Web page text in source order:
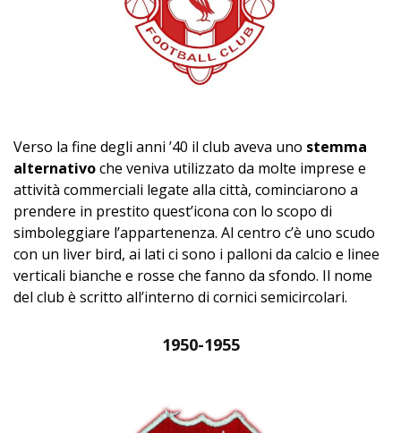
Verso la fine degli anni ’40 il club aveva uno stemma
alternativoche veniva utilizzato da molte imprese e
attività commerciali legate alla città, cominciarono a
prendere in prestito quest’icona con lo scopo di
simboleggiare l’appartenenza. Al centro c’è uno scudo
con un liver bird, ai lati ci sono i palloni da calcio e linee
verticali bianche e rosse che fanno da sfondo. Il nome
del club è scritto all’interno di cornici semicircolari.
1950-1955